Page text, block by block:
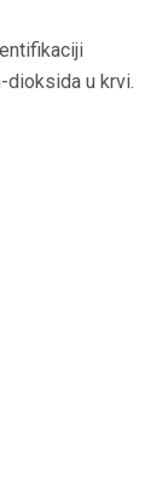
dioksida u krvi.